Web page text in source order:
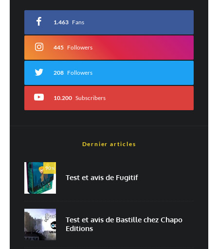
*
Commentaire*
*
Enregistrer mon nom, mon e-mail et mon site dans le navigateur pour
mon prochain commentaire.
1.463 Fans
445 Followers
208 Followers
10.200 Subscribers
Dernier articles
90%
Test et avis de Fugitif
Test et avis de Bastille chez Chapo
Editions